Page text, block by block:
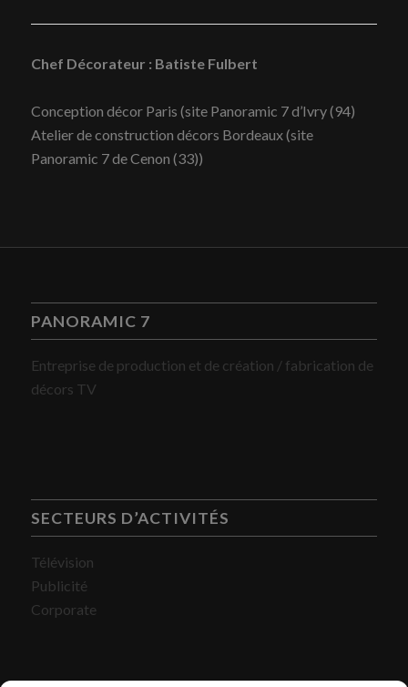
Chef Décorateur : Batiste Fulbert
Conception décor Paris (site Panoramic 7 d’Ivry (94)
Atelier de construction décors Bordeaux (site
Panoramic 7 de Cenon (33))
PANORAMIC 7
Entreprise de production et de création / fabrication de
décors TV
SECTEURS D’ACTIVITÉS
Télévision
Publicité
Corporate